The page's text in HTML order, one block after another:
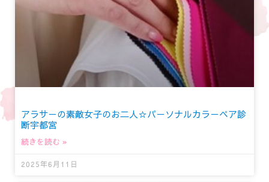
アラサーの素敵女子のお二人☆パーソナルカラーペア診
断宇都宮
続きを読む »
2025年6月11日